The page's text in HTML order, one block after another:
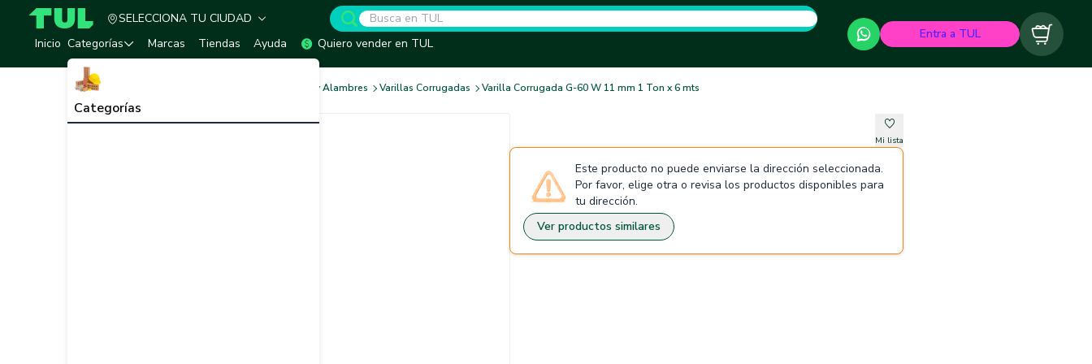
TUL - Tu Marketplace de Construcción
SELECCIONA TU CIUDAD
Inicio Categorías
Categorías
Marcas Tiendas Ayuda Quiero vender en TUL
Entra a TUL Carrito
Varillas y Alambres Varillas Corrugadas Varilla Corrugada G-60 W 11 mm 1 Ton x 6 mts
Mi lista
Este producto no puede enviarse la dirección seleccionada.
Por favor, elige otra o revisa los productos disponibles para
tu dirección.
Ver productos similares